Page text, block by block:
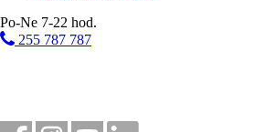
Fotogalerie
Po-Ne 7-22 hod.
255 787 787